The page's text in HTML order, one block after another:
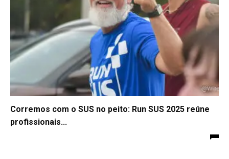
Corremos com o SUS no peito: Run SUS 2025 reúne
profissionais...